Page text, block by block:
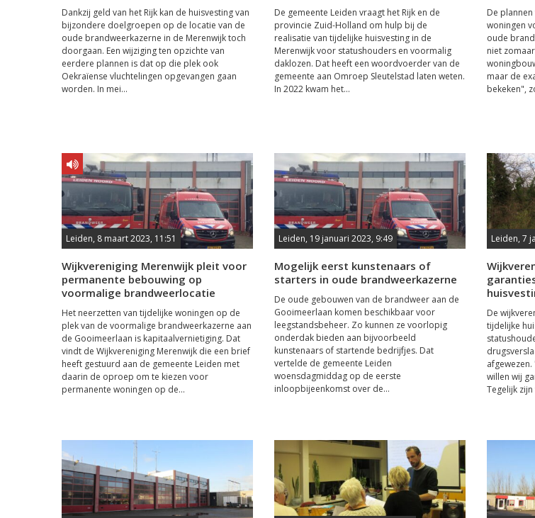
Dankzij geld van het Rijk kan de huisvesting van
bijzondere doelgroepen op de locatie van de
oude brandweerkazerne in de Merenwijk toch
doorgaan. Een wijziging ten opzichte van
eerdere plannen is dat op die plek ook
Oekraïense vluchtelingen opgevangen gaan
worden. In mei...
De gemeente Leiden vraagt het Rijk en de
provincie Zuid-Holland om hulp bij de
realisatie van tijdelijke huisvesting in de
Merenwijk voor statushouders en voormalig
daklozen. Dat heeft een woordvoerder van de
gemeente aan Omroep Sleutelstad laten weten.
In 2022 kwam het...
De
woningen
oude
niet
maar de
bekeken",
Leiden, 8 maart 2023, 11:51
Wijkvereniging Merenwijk pleit voor
permanente bebouwing op
voormalige brandweerlocatie
Het neerzetten van tijdelijke woningen op de
plek van de voormalige brandweerkazerne aan
de Gooimeerlaan is kapitaalvernietiging. Dat
vindt de Wijkvereniging Merenwijk die een brief
heeft gestuurd aan de gemeente Leiden met
daarin de oproep om te kiezen voor
permanente woningen op de...
Leiden, 19 januari 2023, 9:49
Mogelijk eerst kunstenaars of
starters in oude brandweerkazerne
De oude gebouwen van de brandweer aan de
Gooimeerlaan komen beschikbaar voor
leegstandsbeheer. Zo kunnen ze voorlopig
onderdak bieden aan bijvoorbeeld
kunstenaars of startende bedrijfjes. Dat
vertelde de gemeente Leiden
woensdagmiddag op de eerste
inloopbijeenkomst over de...
Leiden, 7
De
tijdelijke
willen wij
Tegelijk zijn